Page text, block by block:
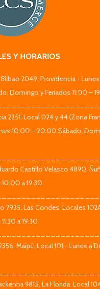
Y HORARIOS
Bilbao 2049, Providencia -
Domingo y Feriados 11:00 –
2251. Local 024 y 44 (Zona
10:00 – 20:00 Sábado,
Castillo Velasco 4890,
a 19:30
7935, Las Condes. Locales
a 19:30
Maipú. Local 101 - Lunes a
9815, La Florida. Local